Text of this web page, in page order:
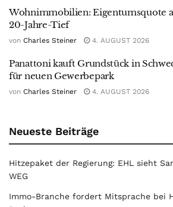
Wohnimmobilien: Eigentumsquote
20-Jahre-Tief
von Charles Steiner 4. AUGUST 2026
Panattoni kauft Grundstück in
für neuen Gewerbepark
von Charles Steiner 4. AUGUST 2026
Neueste Beiträge
Hitzepaket der Regierung: EHL sieht
WEG
Immo-Branche fordert Mitsprache bei